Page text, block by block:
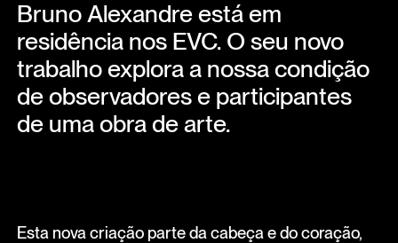
Bruno Alexandre está em
residência nos EVC. O seu novo
trabalho explora a nossa condição
de observadores e participantes
de uma obra de arte.
Esta nova criação parte da cabeça e do coração,